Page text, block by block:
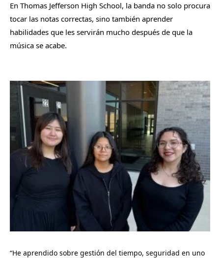
En Thomas Jefferson High School, la banda no solo procura
tocar las notas correctas, sino también aprender
habilidades que les servirán mucho después de que la
música se acabe.
“He aprendido sobre gestión del tiempo, seguridad en uno